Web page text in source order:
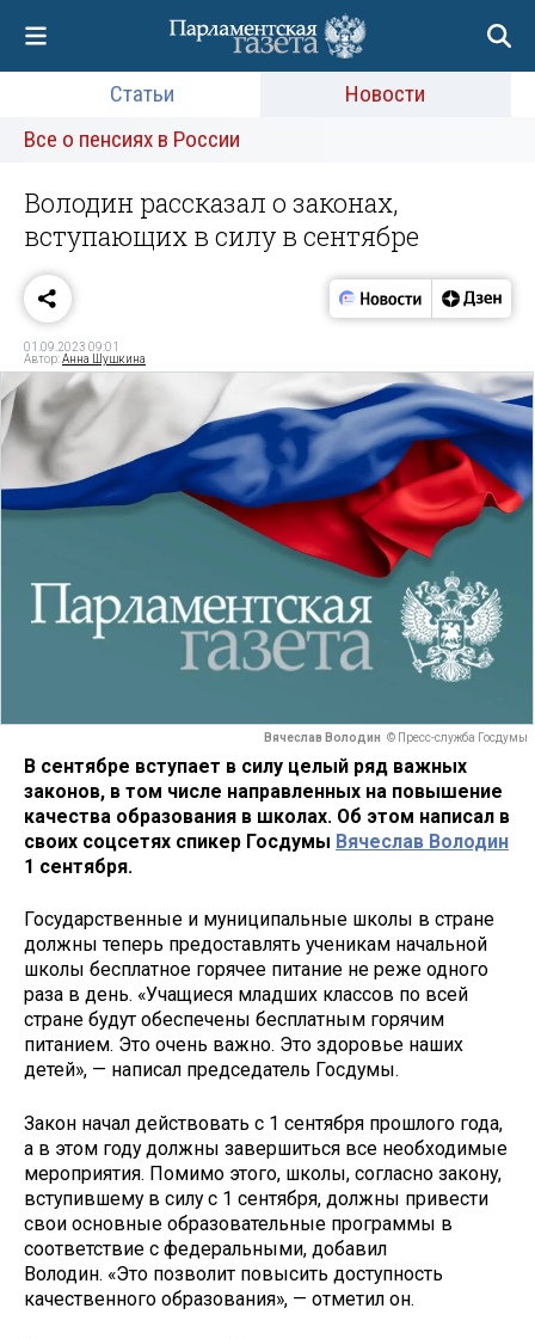
Статьи
Новости
Все о пенсиях в России
Володин рассказал о законах,
вступающих в силу в сентябре
01.09.2023 09:01
Автор:Анна Шушкина
Вячеслав Володин © Пресс-служба Госдумы
В сентябре вступает в силу целый ряд важных
законов, в том числе направленных на повышение
качества образования в школах. Об этом написал в
своих соцсетях спикер Госдумы Вячеслав Володин
1 сентября.
Государственные и муниципальные школы в стране
должны теперь предоставлять ученикам начальной
школы бесплатное горячее питание не реже одного
раза в день. «Учащиеся младших классов по всей
стране будут обеспечены бесплатным горячим
питанием. Это очень важно. Это здоровье наших
детей», — написал председатель Госдумы.
Закон начал действовать с 1 сентября прошлого года,
а в этом году должны завершиться все необходимые
мероприятия. Помимо этого, школы, согласно закону,
вступившему в силу с 1 сентября, должны привести
свои основные образовательные программы в
соответствие с федеральными, добавил
Володин. «Это позволит повысить доступность
качественного образования», — отметил он.